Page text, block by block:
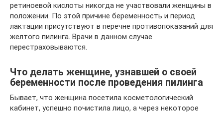
ретиноевой кислоты никогда не участвовали женщины в
положении. По этой причине беременность и период
лактации присутствуют в перечне противопоказаний для
желтого пилинга. Врачи в данном случае
перестраховываются.
Что делать женщине, узнавшей о своей
беременности после проведения пилинга
Бывает, что женщина посетила косметологический
кабинет, успешно почистила лицо, а через некоторое